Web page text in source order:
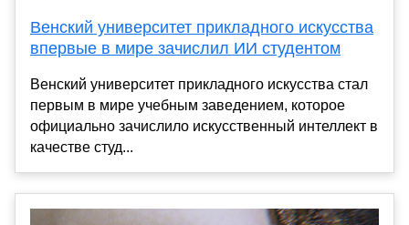
Венский университет прикладного искусства
впервые в мире зачислил ИИ студентом
Венский университет прикладного искусства стал
первым в мире учебным заведением, которое
официально зачислило искусственный интеллект в
качестве студ...